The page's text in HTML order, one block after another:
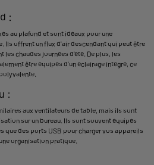
:
au plafond et sont idéaux pour une
Ils offrent un flux d'air descendant qui peut être
chaudes journées d'été. De plus, les
être équipés d'un éclairage intégré, ce
:
aux ventilateurs de table, mais ils sont
sur un bureau. Ils sont souvent équipés
que des ports USB pour charger vos appareils
organisation pratique.